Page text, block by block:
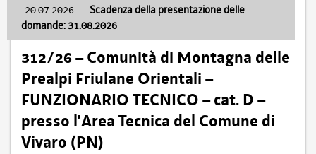
20.07.2026 - Scadenza della presentazione delle
domande: 31.08.2026
312/26 – Comunità di Montagna delle
Prealpi Friulane Orientali –
FUNZIONARIO TECNICO – cat. D –
presso l’Area Tecnica del Comune di
Vivaro (PN)